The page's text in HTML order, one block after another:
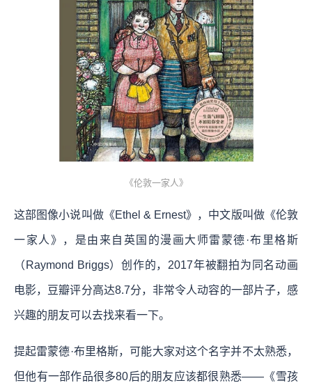
《伦敦一家人》
这部图像小说叫做《Ethel & Ernest》，中文版叫做《伦敦
一家人》，是由来自英国的漫画大师雷蒙德·布里格斯
（Raymond Briggs）创作的，2017年被翻拍为同名动画
电影，豆瓣评分高达8.7分，非常令人动容的一部片子，感
兴趣的朋友可以去找来看一下。
提起雷蒙德·布里格斯，可能大家对这个名字并不太熟悉，
但他有一部作品很多80后的朋友应该都很熟悉——《雪孩